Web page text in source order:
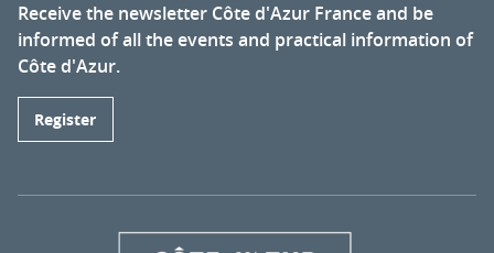
Receive the newsletter Côte d'Azur France and be
informed of all the events and practical information of
Côte d'Azur.
Register